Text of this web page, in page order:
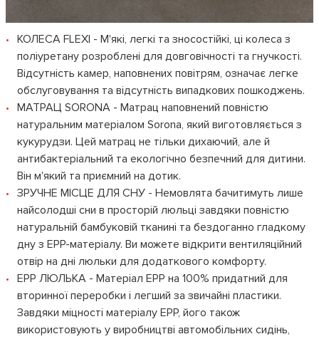
КОЛЕСА FLEXI - М'які, легкі та зносостійкі, ці колеса з
поліуретану розроблені для довговічності та гнучкості.
Відсутність камер, наповнених повітрям, означає легке
обслуговування та відсутність випадкових пошкоджень.
МАТРАЦ SORONA - Матрац наповнений повністю
натуральним матеріалом Sorona, який виготовляється з
кукурудзи. Цей матрац не тільки дихаючий, але й
антибактеріальний та екологічно безпечний для дитини.
Він м'який та приємний на дотик.
ЗРУЧНЕ МІСЦЕ ДЛЯ СНУ - Немовлята бачитимуть лише
найсолодші сни в просторій люльці завдяки повністю
натуральній бамбуковій тканині та бездоганно гладкому
дну з EPP-матеріалу. Ви можете відкрити вентиляційний
отвір на дні люльки для додаткового комфорту.
EPP ЛЮЛЬКА - Матеріал EPP на 100% придатний для
вторинної переробки і легший за звичайні пластики.
Завдяки міцності матеріалу EPP, його також
використовують у виробництві автомобільних сидінь,